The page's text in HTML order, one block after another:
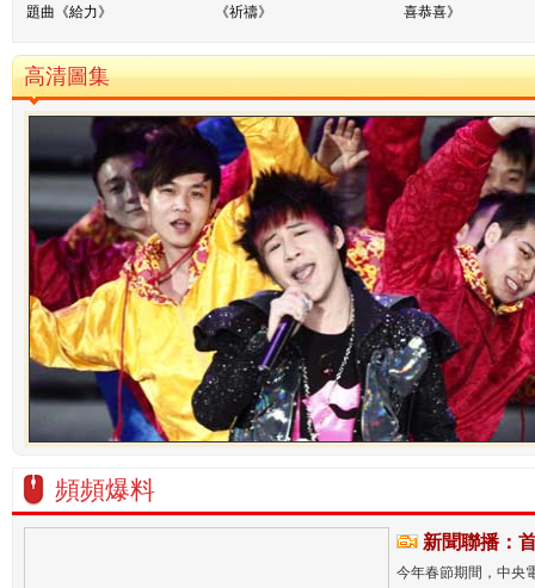
題曲《給力》
《祈禱》
喜恭喜》
高清圖集
頻頻爆料
新聞聯播：
今年春節期間，中央